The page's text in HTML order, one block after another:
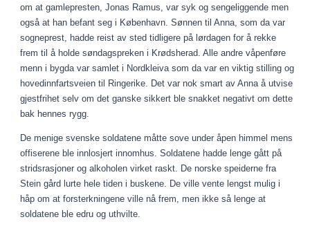
om at gamlepresten, Jonas Ramus, var syk og sengeliggende men
også at han befant seg i København. Sønnen til Anna, som da var
sogneprest, hadde reist av sted tidligere på lørdagen for å rekke
frem til å holde søndagspreken i Krødsherad. Alle andre våpenføre
menn i bygda var samlet i Nordkleiva som da var en viktig stilling og
hovedinnfartsveien til Ringerike. Det var nok smart av Anna å utvise
gjestfrihet selv om det ganske sikkert ble snakket negativt om dette
bak hennes rygg.
De menige svenske soldatene måtte sove under åpen himmel mens
offiserene ble innlosjert innomhus. Soldatene hadde lenge gått på
stridsrasjoner og alkoholen virket raskt. De norske speiderne fra
Stein gård lurte hele tiden i buskene. De ville vente lengst mulig i
håp om at forsterkningene ville nå frem, men ikke så lenge at
soldatene ble edru og uthvilte.